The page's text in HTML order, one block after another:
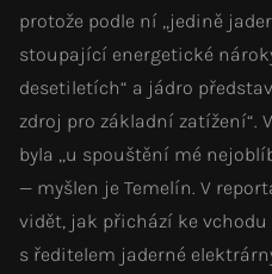
protože podle ní „jedině
stoupající energetické
desetiletích“ a jádro
zdroj pro základní zatížení“.
byla „u spouštění mé
— myšlen je Temelín. V
vidět, jak přichází ke vchodu
s ředitelem jaderné